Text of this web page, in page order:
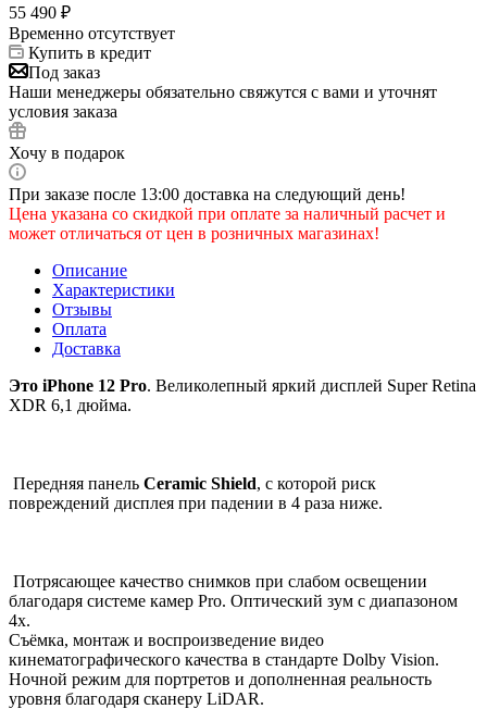
55 490 ₽
Временно отсутствует
Купить в кредит
Под заказ
Наши менеджеры обязательно свяжутся с вами и уточнят
условия заказа
Хочу в подарок
При заказе после 13:00 доставка на следующий день!
Цена указана со скидкой при оплате за наличный расчет и
может отличаться от цен в розничных магазинах!
Описание
Характеристики
Отзывы
Оплата
Доставка
Это iPhone 12 Pro. Великолепный яркий дисплей Super Retina
XDR 6,1 дюйма.
Передняя панель Ceramic Shield, с которой риск
повреждений дисплея при падении в 4 раза ниже.
Потрясающее качество снимков при слабом освещении
благодаря системе камер Pro. Оптический зум с диапазоном
4x.
Съёмка, монтаж и воспроизведение видео
кинематографического качества в стандарте Dolby Vision.
Ночной режим для портретов и дополненная реальность
уровня благодаря сканеру LiDAR.